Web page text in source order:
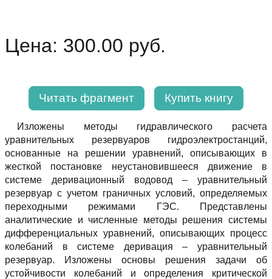
Цена: 300.00 руб.
Читать фрагмент Купить книгу
Изложены методы гидравлического расчета
уравнительных резервуаров гидроэлектростанций,
основанные на решении уравнений, описывающих в
жесткой постановке неустановившееся движение в
системе деривационный водовод – уравнительный
резервуар с учетом граничных условий, определяемых
переходными режимами ГЭС. Представлены
аналитические и численные методы решения системы
дифференциальных уравнений, описывающих процесс
колебаний в системе деривация – уравнительный
резервуар. Изложены основы решения задачи об
устойчивости колебаний и определения критической